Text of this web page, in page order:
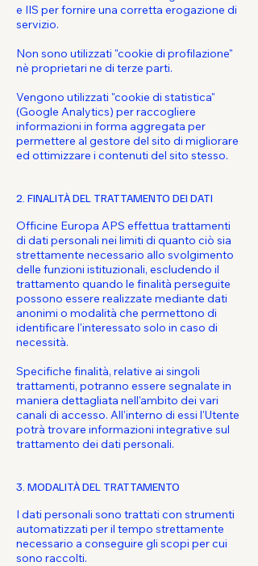
e IIS per fornire una corretta erogazione di
servizio.
Non sono utilizzati "cookie di profilazione"
nè proprietari ne di terze parti.
Vengono utilizzati "cookie di statistica"
(Google Analytics) per raccogliere
informazioni in forma aggregata per
permettere al gestore del sito di migliorare
ed ottimizzare i contenuti del sito stesso.
2. FINALITÀ DEL TRATTAMENTO DEI DATI
Officine Europa APS effettua trattamenti
di dati personali nei limiti di quanto ciò sia
strettamente necessario allo svolgimento
delle funzioni istituzionali, escludendo il
trattamento quando le finalità perseguite
possono essere realizzate mediante dati
anonimi o modalità che permettono di
identificare l'interessato solo in caso di
necessità.
Specifiche finalità, relative ai singoli
trattamenti, potranno essere segnalate in
maniera dettagliata nell'ambito dei vari
canali di accesso. All'interno di essi l'Utente
potrà trovare informazioni integrative sul
trattamento dei dati personali.
3. MODALITÀ DEL TRATTAMENTO
I dati personali sono trattati con strumenti
automatizzati per il tempo strettamente
necessario a conseguire gli scopi per cui
sono raccolti.